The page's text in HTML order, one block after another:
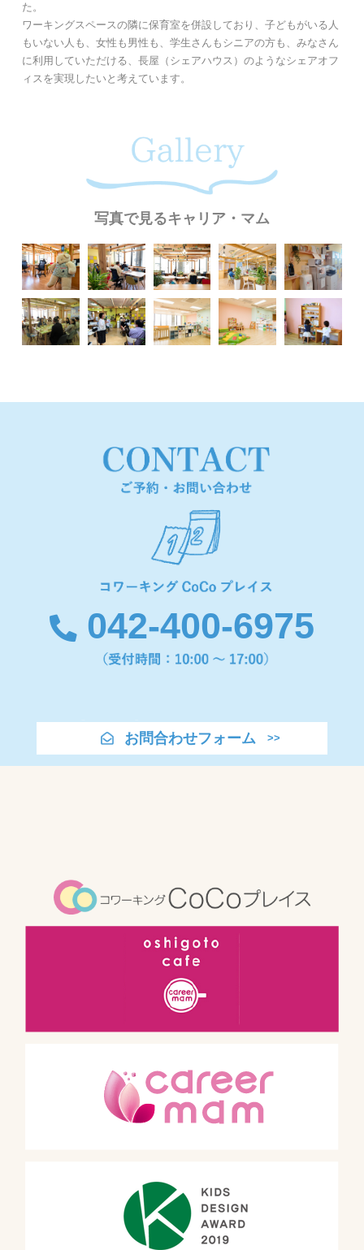
た。
ワーキングスペースの隣に保育室を併設しており、子どもがいる人
もいない人も、女性も男性も、学生さんもシニアの方も、みなさん
に利用していただける、長屋（シェアハウス）のようなシェアオフ
ィスを実現したいと考えています。
写真で見るキャリア・マム
042-400-6975
お問合わせフォーム